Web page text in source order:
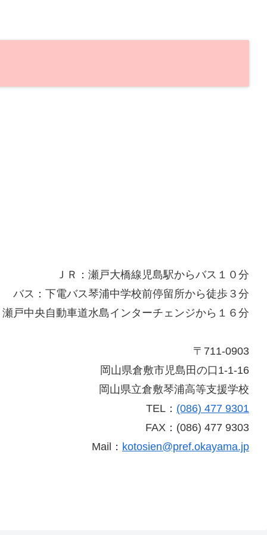
ＪＲ：瀬戸大橋線児島駅からバス１０分
バス：下電バス琴浦中学校前停留所から徒歩３分
瀬戸中央自動車道水島インターチェンジから１６分
〒711-0903
岡山県倉敷市児島田の口1-1-16
岡山県立倉敷琴浦高等支援学校
TEL： (086) 477 9301
FAX：(086) 477 9303
Mail： kotosien@pref.okayama.jp